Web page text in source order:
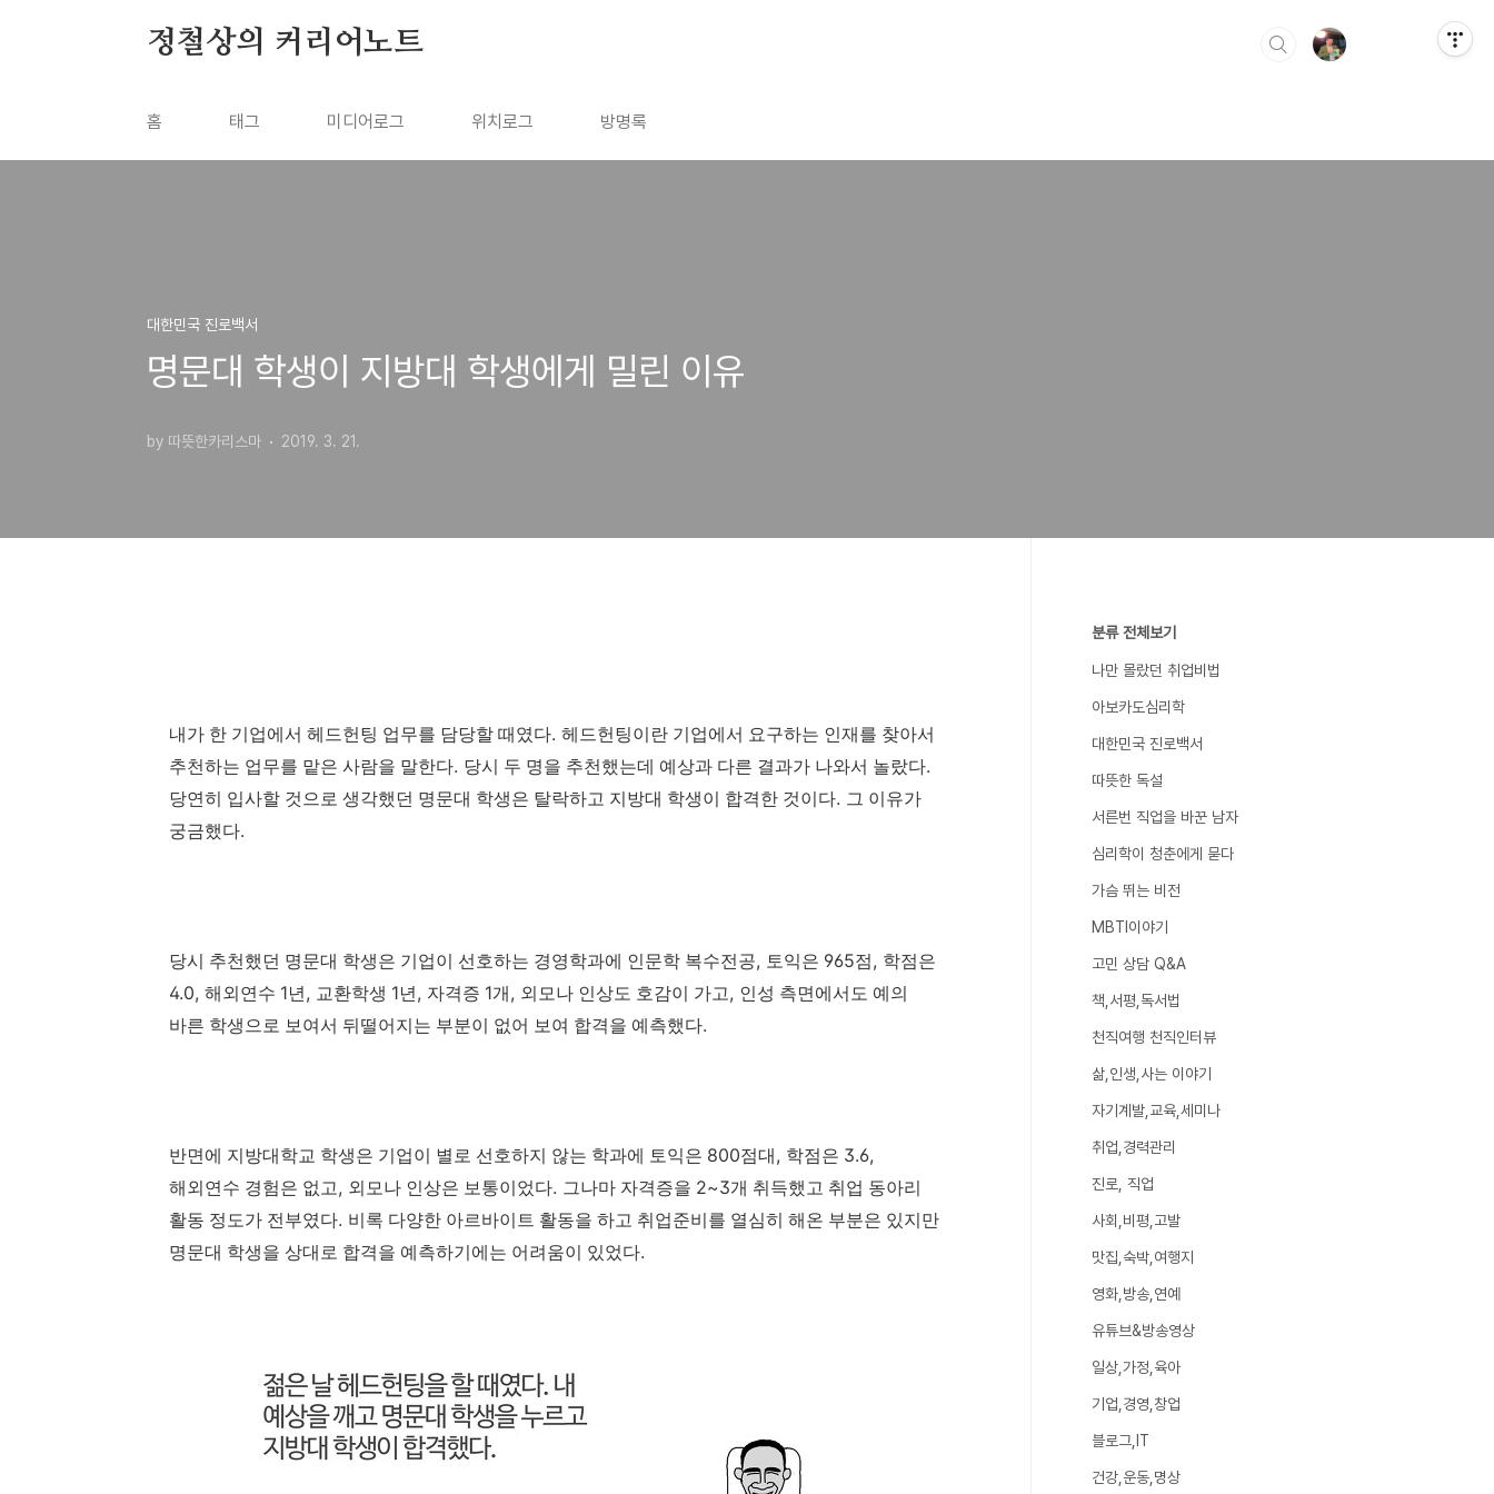
정철상의 커리어노트
홈 태그 미디어로그 위치로그 방명록
대한민국 진로백서
명문대 학생이 지방대 학생에게 밀린 이유
by 따뜻한카리스마 2019. 3. 21.
내가 한 기업에서 헤드헌팅 업무를 담당할 때였다. 헤드헌팅이란 기업에서 요구하는 인재를 찾아서
추천하는 업무를 맡은 사람을 말한다. 당시 두 명을 추천했는데 예상과 다른 결과가 나와서 놀랐다.
당연히 입사할 것으로 생각했던 명문대 학생은 탈락하고 지방대 학생이 합격한 것이다. 그 이유가
궁금했다.
당시 추천했던 명문대 학생은 기업이 선호하는 경영학과에 인문학 복수전공, 토익은 965점, 학점은
4.0, 해외연수 1년 , 교환학생 1년 , 자격증 1개 , 외모나 인상도 호감이 가고, 인성 측면에서도 예의
바른 학생으로 보여서 뒤떨어지는 부분이 없어 보여 합격을 예측했다.
반면에 지방대학교 학생은 기업이 별로 선호하지 않는 학과에 토익은 800점대 , 학점은 3.6,
해외연수 경험은 없고, 외모나 인상은 보통이었다. 그나마 자격증을 2~3개 취득했고 취업 동아리
활동 정도가 전부였다. 비록 다양한 아르바이트 활동을 하고 취업준비를 열심히 해온 부분은 있지만
명문대 학생을 상대로 합격을 예측하기에는 어려움이 있었다.
분류 전체보기
나만 몰랐던 취업비법
아보카도심리학
대한민국 진로백서
따뜻한 독설
서른번 직업을 바꾼 남자
심리학이 청춘에게 묻다
가슴 뛰는 비전
MBTI이야기
고민 상담 Q&A
책,서평,독서법
천직여행 천직인터뷰
삶,인생,사는 이야기
자기계발,교육,세미나
취업,경력관리
진로, 직업
사회,비평,고발
맛집,숙박,여행지
영화,방송,연예
유튜브&방송영상
일상,가정,육아
기업,경영,창업
블로그,IT
건강,운동,명상